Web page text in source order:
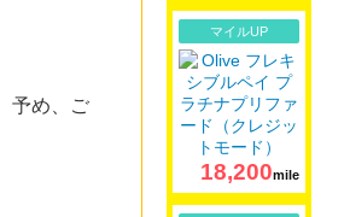
予め、ご
マイルUP
18,200mile